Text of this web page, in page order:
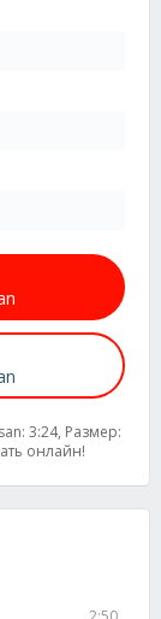
3:24, Размер:
онлайн!